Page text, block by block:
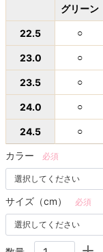
グリーン
22.5 ○
23.0 ○
23.5 ○
24.0 ○
24.5 ○
カラー 必須
サイズ（cm） 必須